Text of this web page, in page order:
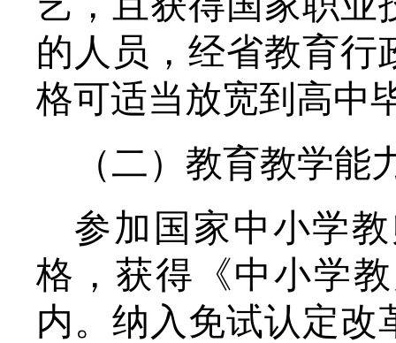
的人员，经省教育行
格可适当放宽到高中
（二）教育教学能
参加国家中小学
格，获得《中小学
内。纳入免试认定改